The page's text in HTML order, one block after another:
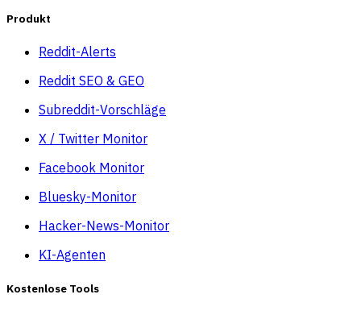
Produkt
Reddit-Alerts
Reddit SEO & GEO
Subreddit-Vorschläge
X / Twitter Monitor
Facebook Monitor
Bluesky-Monitor
Hacker-News-Monitor
KI-Agenten
Kostenlose Tools